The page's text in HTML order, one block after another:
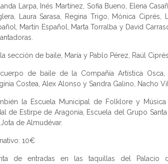
Larpa, Inés Martínez, Sofia Bueno, Elena
Laura Sarasa, Regina Trigo, Mónica Ciprés,
Martín Español, Marta Torralba y David
la sección de baile, María y Pablo Pérez, Raúl
de baile de la Compañía Artística
Costea, Alex Alonso y Sandra Galino, Nacho
la Escuela Municipal de Folklore y Música
de Estirpe de Aragonia, Escuela del Grupo
de Almudévar.
10€
de entradas en las taquillas del Palacio